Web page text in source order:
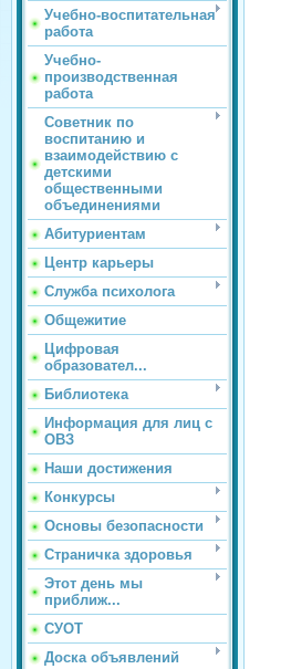
Учебно-воспитательная
работа
Учебно-
производственная
работа
Советник по
воспитанию и
взаимодействию с
детскими
общественными
объединениями
Абитуриентам
Центр карьеры
Служба психолога
Общежитие
Цифровая
образовател...
Библиотека
Информация для лиц с
ОВЗ
Наши достижения
Конкурсы
Основы безопасности
Страничка здоровья
Этот день мы
приближ...
СУОТ
Доска объявлений